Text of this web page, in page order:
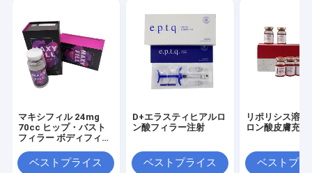
マキシフィル 24mg
70cc ヒップ・バスト
フィラー ボディフィラ
ベストプライス
D+エラスティヒアルロ
ン酸フィラー注射
ベストプライス
リポリシス溶液
ロン酸皮膚充填
ベストプラ